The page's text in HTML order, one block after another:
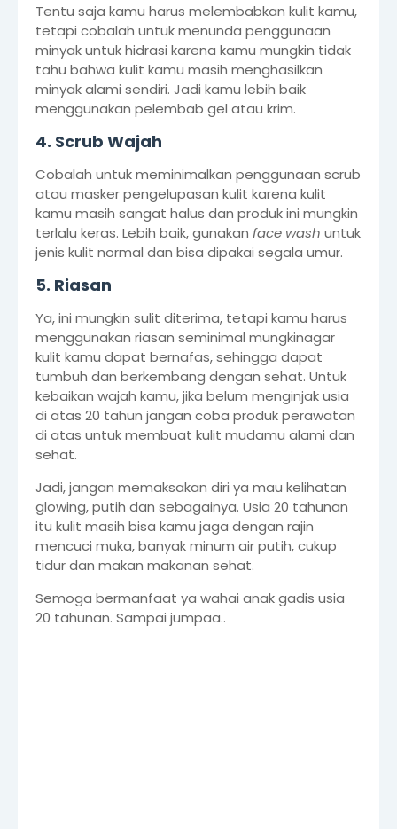
Tentu saja kamu harus melembabkan kulit kamu,
tetapi cobalah untuk menunda penggunaan
minyak untuk hidrasi karena kamu mungkin tidak
tahu bahwa kulit kamu masih menghasilkan
minyak alami sendiri. Jadi kamu lebih baik
menggunakan pelembab gel atau krim.
4. Scrub Wajah
Cobalah untuk meminimalkan penggunaan scrub
atau masker pengelupasan kulit karena kulit
kamu masih sangat halus dan produk ini mungkin
terlalu keras. Lebih baik, gunakan face wash untuk
jenis kulit normal dan bisa dipakai segala umur.
5. Riasan
Ya, ini mungkin sulit diterima, tetapi kamu harus
menggunakan riasan seminimal mungkinagar
kulit kamu dapat bernafas, sehingga dapat
tumbuh dan berkembang dengan sehat. Untuk
kebaikan wajah kamu, jika belum menginjak usia
di atas 20 tahun jangan coba produk perawatan
di atas untuk membuat kulit mudamu alami dan
sehat.
Jadi, jangan memaksakan diri ya mau kelihatan
glowing, putih dan sebagainya. Usia 20 tahunan
itu kulit masih bisa kamu jaga dengan rajin
mencuci muka, banyak minum air putih, cukup
tidur dan makan makanan sehat.
Semoga bermanfaat ya wahai anak gadis usia
20 tahunan. Sampai jumpaa..